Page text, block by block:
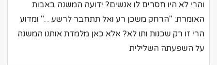
והרי לא היו חסרים לו אנשים? ידועה המשנה באבות
האומרת: "הרחק משכן רע ואל תתחבר לרשע…" ומדוע
הרי זו רק שכנות ותו לא? אלא כאן מלמדת אותנו המשנה
על השפעתה השלילית